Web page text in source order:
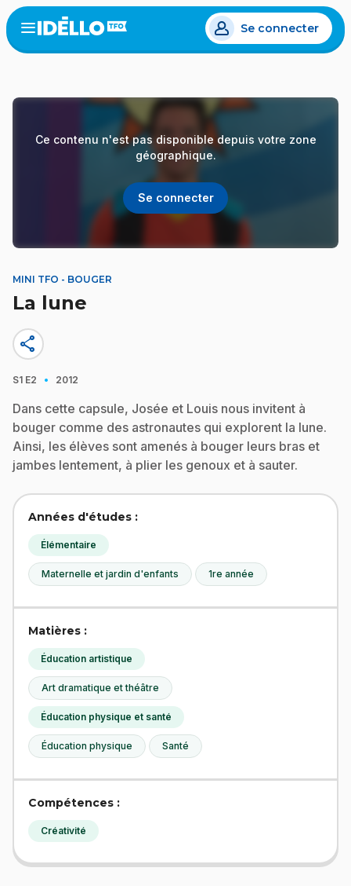
Aller
au
contenu
Open
menu
Se connecter
Ce contenu n'est pas disponible depuis votre zone
géographique.
Se connecter
MINI TFO - BOUGER
La lune
share
S1 E2 · 2012
Dans cette capsule, Josée et Louis nous invitent à
bouger comme des astronautes qui explorent la lune.
Ainsi, les élèves sont amenés à bouger leurs bras et
jambes lentement, à plier les genoux et à sauter.
Années d'études :
Élémentaire
Maternelle et jardin d'enfants 1re année
Matières :
Éducation artistique
Art dramatique et théâtre
Éducation physique et santé
Éducation physique Santé
Compétences :
Créativité